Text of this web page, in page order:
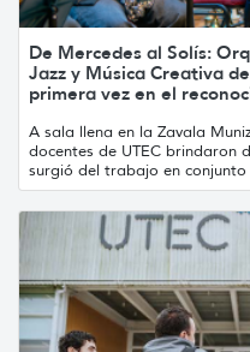
De Mercedes al Solís:
Jazz y Música Creativa
primera vez en el
A sala llena en la Zavala
docentes de UTEC brindaron
surgió del trabajo en